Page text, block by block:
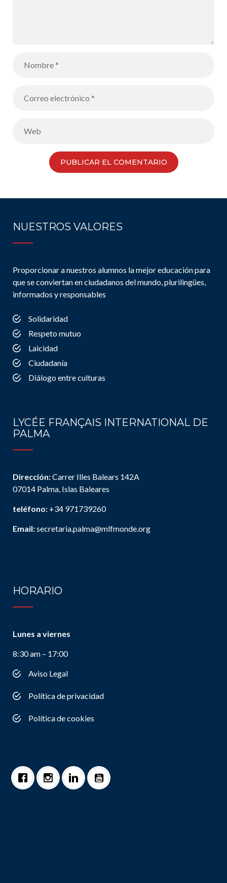
NUESTROS VALORES
Proporcionar a nuestros alumnos la mejor educación para
que se conviertan en ciudadanos del mundo, plurilingües,
informados y responsables
Solidaridad
Respeto mutuo
Laicidad
Ciudadanía
Diálogo entre culturas
LYCÉE FRANÇAIS INTERNATIONAL DE
PALMA
Dirección:Carrer Illes Balears 142A
07014 Palma, Islas Baleares
teléfono: +34 971739260
Email:secretaria.palma@mlfmonde.org
HORARIO
Lunes a viernes
8:30 am – 17:00
Aviso Legal
Política de privacidad
Política de cookies